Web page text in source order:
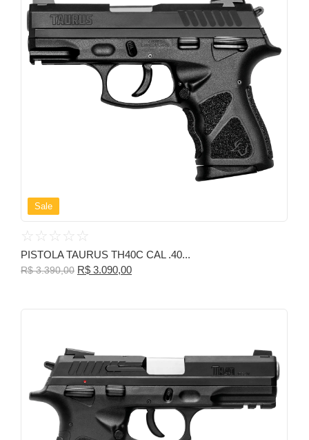
Sale
☆ ☆ ☆ ☆ ☆
PISTOLA TAURUS TH40C CAL .40...
R$3.390,00 R$ 3.090,00